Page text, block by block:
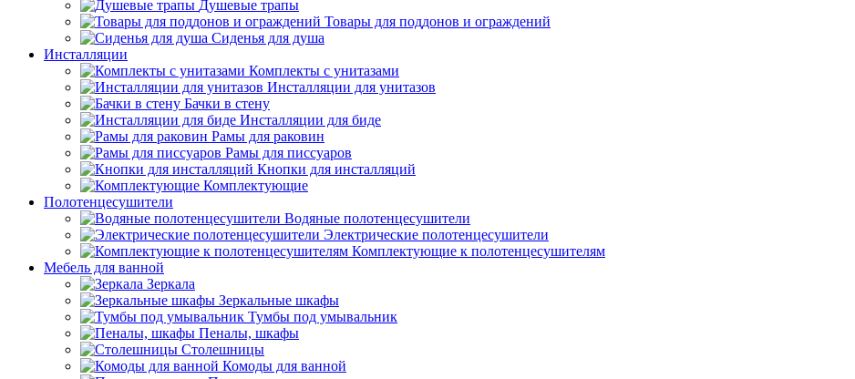
Душевые трапы
Товары для поддонов и ограждений
Сиденья для душа
Инсталляции
Комплекты с унитазами
Инсталляции для унитазов
Бачки в стену
Инсталляции для биде
Рамы для раковин
Рамы для писсуаров
Кнопки для инсталляций
Комплектующие
Полотенцесушители
Водяные полотенцесушители
Электрические полотенцесушители
Комплектующие к полотенцесушителям
Мебель для ванной
Зеркала
Зеркальные шкафы
Тумбы под умывальник
Пеналы, шкафы
Столешницы
Комоды для ванной